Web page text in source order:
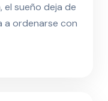
el sueño deja de
a ordenarse con